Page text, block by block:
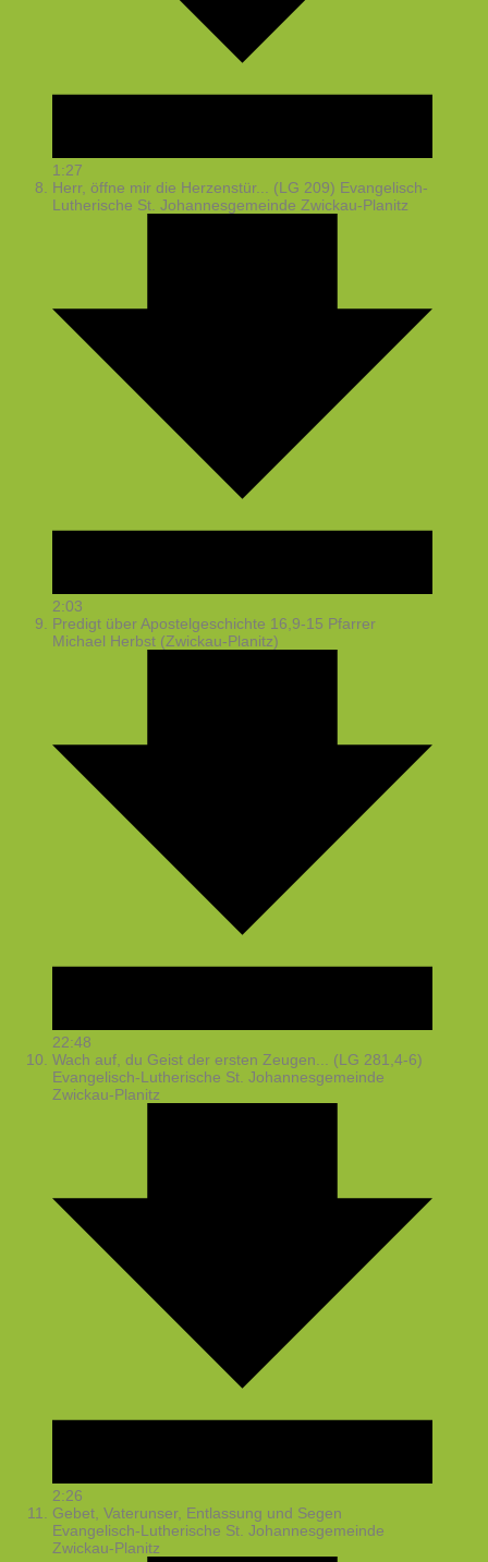
1:27
Herr, öffne mir die Herzenstür... (LG 209) Evangelisch-
Lutherische St. Johannesgemeinde Zwickau-Planitz
2:03
Predigt über Apostelgeschichte 16,9-15 Pfarrer
Michael Herbst (Zwickau-Planitz)
22:48
Wach auf, du Geist der ersten Zeugen... (LG 281,4-6)
Evangelisch-Lutherische St. Johannesgemeinde
Zwickau-Planitz
2:26
Gebet, Vaterunser, Entlassung und Segen
Evangelisch-Lutherische St. Johannesgemeinde
Zwickau-Planitz